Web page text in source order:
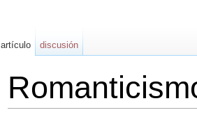
artículo discusión